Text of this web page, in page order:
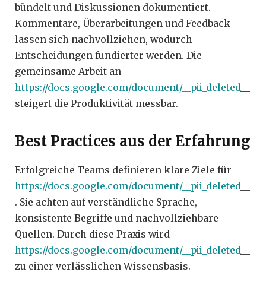
bündelt und Diskussionen dokumentiert.
Kommentare, Überarbeitungen und Feedback
lassen sich nachvollziehen, wodurch
Entscheidungen fundierter werden. Die
gemeinsame Arbeit an
https://docs.google.com/document/__pii_deleted
steigert die Produktivität messbar.
Best Practices aus der Erfahrung
Erfolgreiche Teams definieren klare Ziele für
https://docs.google.com/document/__pii_deleted__
. Sie achten auf verständliche Sprache,
konsistente Begriffe und nachvollziehbare
Quellen. Durch diese Praxis wird
https://docs.google.com/document/__pii_deleted__
zu einer verlässlichen Wissensbasis.